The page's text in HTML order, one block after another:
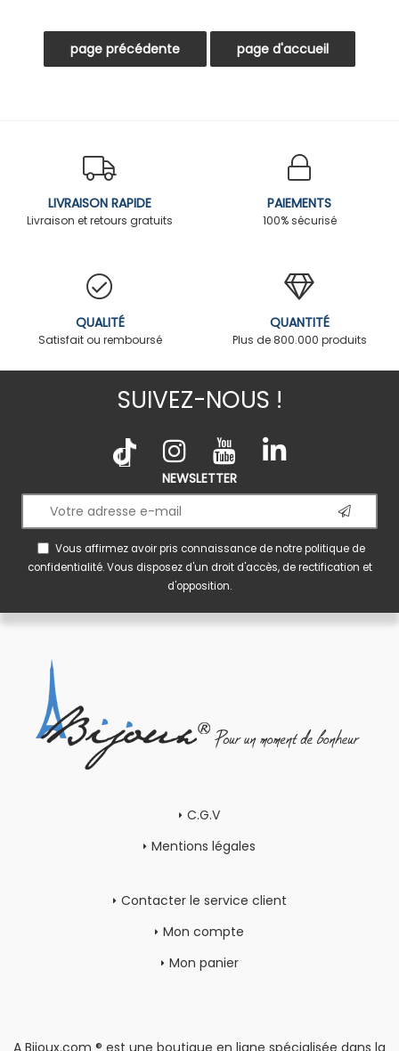
LIVRAISON RAPIDE
Livraison et retours gratuits
PAIEMENTS
100% sécurisé
QUALITÉ
Satisfait ou remboursé
QUANTITÉ
Plus de 800.000 produits
SUIVEZ-NOUS !
NEWSLETTER
Vous affirmez avoir pris connaissance de notrepolitique de
confidentialité. Vous disposez d'un droit d'accès, de rectification et
d'opposition.
C.G.V
Mentions légales
Contacter le service client
Mon compte
Mon panier